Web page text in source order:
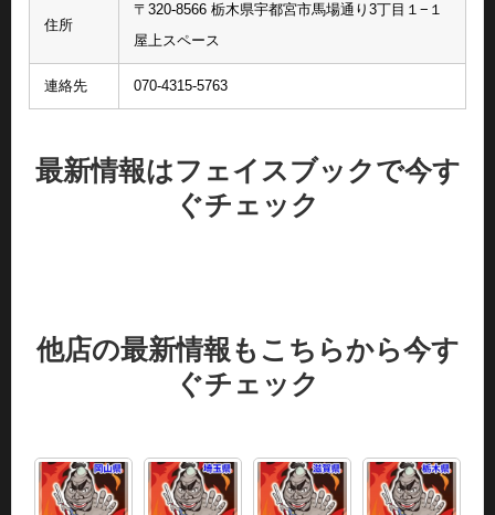
住所
〒320-8566 栃木県宇都宮市馬場通り3丁目１−１
屋上スペース
連絡先 070-4315-5763
最新情報はフェイスブックで今す
ぐチェック
他店の最新情報もこちらから今す
ぐチェック